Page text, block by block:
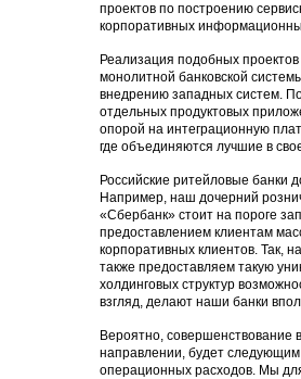
проектов по построению
корпоративных
Реализация подобных
монолитной банковской
внедрению западных систем.
отдельных продуктовых
опорой на интеграционную
где объединяются лучшие в
Российские ритейловые банки
Например, наш дочерний
«Сбербанк» стоит на пороге
предоставлением клиентам
корпоративных клиентов. Так,
также предоставляем такую
холдинговых структур
взгляд, делают наши банки
Вероятно, совершенствование
направлении, будет
операционных расходов. Мы